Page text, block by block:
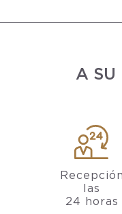
A SU
Recepción
las
24 horas